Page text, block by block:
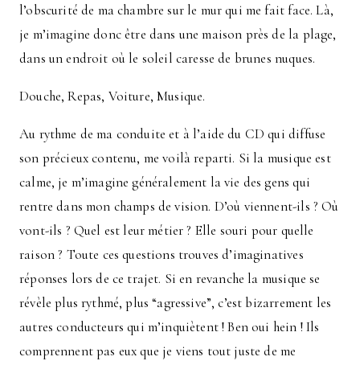
l’obscurité de ma chambre sur le mur qui me fait face. Là,
je m’imagine donc être dans une maison près de la plage,
dans un endroit où le soleil caresse de brunes nuques.
Douche, Repas, Voiture, Musique.
Au rythme de ma conduite et à l’aide du CD qui diffuse
son précieux contenu, me voilà reparti. Si la musique est
calme, je m’imagine généralement la vie des gens qui
rentre dans mon champs de vision. D’où viennent-ils ? Où
vont-ils ? Quel est leur métier ? Elle souri pour quelle
raison ? Toute ces questions trouves d’imaginatives
réponses lors de ce trajet. Si en revanche la musique se
révèle plus rythmé, plus “agressive”, c’est bizarrement les
autres conducteurs qui m’inquiètent ! Ben oui hein ! Ils
comprennent pas eux que je viens tout juste de me